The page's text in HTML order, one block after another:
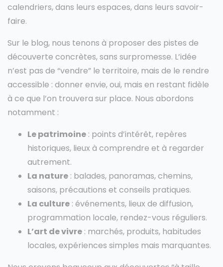
calendriers, dans leurs espaces, dans leurs savoir-
faire.
Sur le blog, nous tenons à proposer des pistes de
découverte concrètes, sans surpromesse. L’idée
n’est pas de “vendre” le territoire, mais de le rendre
accessible : donner envie, oui, mais en restant fidèle
à ce que l’on trouvera sur place. Nous abordons
notamment :
Le patrimoine : points d’intérêt, repères
historiques, lieux à comprendre et à regarder
autrement.
La nature : balades, panoramas, chemins,
saisons, précautions et conseils pratiques.
La culture : événements, lieux de diffusion,
programmation locale, rendez-vous réguliers.
L’art de vivre : marchés, produits, habitudes
locales, expériences simples mais marquantes.